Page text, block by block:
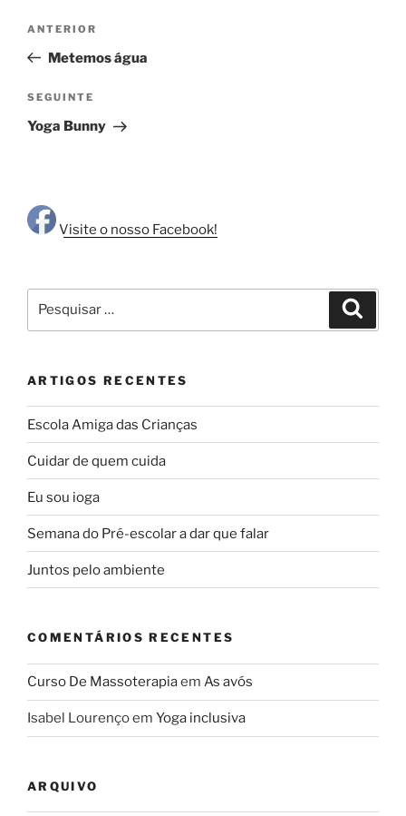
Navegação
artigos
Conteúdo
anterior
ANTERIOR
Metemos água
Conteúdo
seguinte
SEGUINTE
Yoga Bunny
Visite o nosso Facebook!
por:
ARTIGOS RECENTES
Escola Amiga das Crianças
Cuidar de quem cuida
Eu sou ioga
Semana do Pré-escolar a dar que falar
Juntos pelo ambiente
COMENTÁRIOS RECENTES
Curso De Massoterapiaem As avós
Isabel Lourençoem Yoga inclusiva
ARQUIVO